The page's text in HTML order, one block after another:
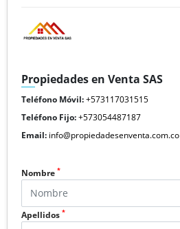
Propiedades en Venta SAS
Teléfono Móvil:+573117031515
Teléfono Fijo:+573054487187
Email: info@propiedadesenventa.com.co
Nombre *
Apellidos *